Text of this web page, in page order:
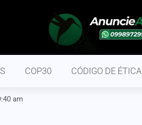
COP30 CÓDIGO DE ÉTICA
am